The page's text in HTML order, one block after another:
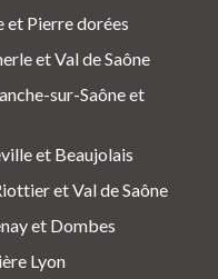
et Pierre dorées
et Val de Saône
sur-Saône et
et Beaujolais
et Val de Saône
et Dombes
Lyon